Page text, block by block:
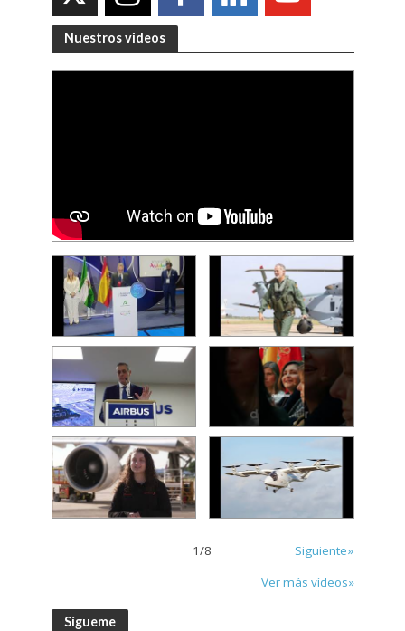
Nuestros videos
1/8
Siguiente»
Ver más vídeos»
Sígueme